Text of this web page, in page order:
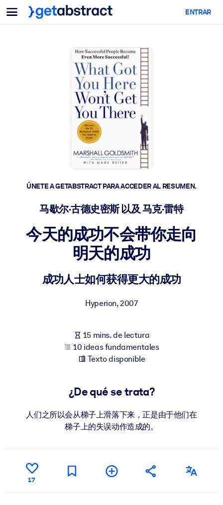
Menu
Para equipos y líderes
Upskilling en IA
Dote a sus empleados de habilidades críticas de IA.
Desarrollo de liderazgo
Prepare a sus líderes para la próxima era laboral.
Aprendizaje colaborativo
Facilite que los equipos aprendan juntos, resuelvan problemas
reales y actúen más rápido.
Upskilling y Reskilling
Construya una fuerza laboral más saludable y resiliente.
Integre conocimientos verificados y breves en su LMS/LXP para
obtener mejores resultados de aprendizaje.
Para bibliotecas corporativas
empresariales confiables y listos para usar.
Para sistemas de IA
Alimente sus sistemas de IA con conocimientos fiables y
Para sistemas de IA
ENTRAR
ÚNETE A GETABSTRACT PARA ACCEDER AL RESUMEN.
马歇尔·古德史密斯 以及 马克·雷特
今天的成功不会带你走向
明天的成功
成功人士如何获得更大的成功
Hyperion,2007
15 mins. de lectura
10 ideas fundamentales
Texto disponible
¿De qué se trata?
人们之所以会从梯子上滑落下来，正是由于他们在
梯子上的失误动作造成的。
17